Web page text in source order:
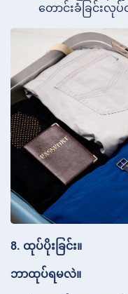
တောင်းခံခြင်းလု
8. ထုပ်ပိုးခြင်း။
ဘာထုပ်ရမလဲ။